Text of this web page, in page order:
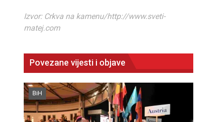
Izvor: Crkva na kamenu/http://www.sveti-
matej.com
Povezane vijesti i objave
BiH